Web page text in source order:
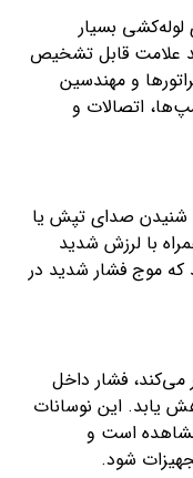
بسیار
علامت قابل تشخیص
و مهندسین
اتصالات و
شنیدن صدای تپش یا
با لرزش شدید
موج فشار شدید در
می‌کند، فشار داخل
یابد. این نوسانات
است و
شود.